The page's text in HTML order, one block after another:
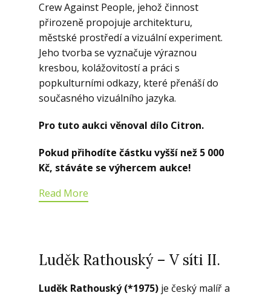
Crew Against People, jehož činnost
přirozeně propojuje architekturu,
městské prostředí a vizuální experiment.
Jeho tvorba se vyznačuje výraznou
kresbou, kolážovitostí a práci s
popkulturními odkazy, které přenáší do
současného vizuálního jazyka.
Pro tuto aukci věnoval dílo Citron.
Pokud přihodíte částku vyšší než 5 000
Kč, stáváte se výhercem aukce!
Read More
Luděk Rathouský – V síti II.
Luděk Rathouský (*1975) je český malíř a